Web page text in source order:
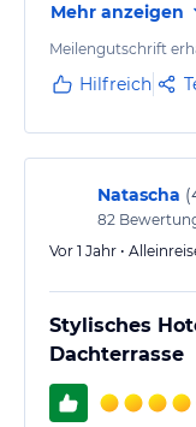
Mehr anzeigen
Meilengutschrift
Hilfreich
Natascha (
82
Vor 1 Jahr •
Stylisches
Dachterrasse